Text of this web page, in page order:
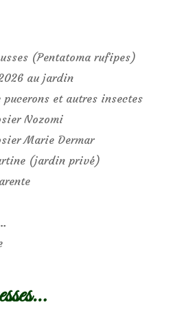
(Pentatoma rufipes)
au jardin
et autres insectes
Nozomi
Marie Dermar
(jardin privé)